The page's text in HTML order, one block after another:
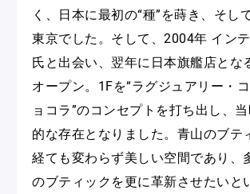
く、日本に最初の“種”を蒔き、そし
東京でした。そして、2004年 イン
氏と出会い、翌年に日本旗艦店と
オープン。1Fを“ラグジュアリー・
ョコラ”のコンセプトを打ち出し、
的な存在となりました。青山のブ
経ても変わらず美しい空間であり
のブティックを更に革新させたい